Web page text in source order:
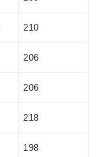
210
206
206
218
198